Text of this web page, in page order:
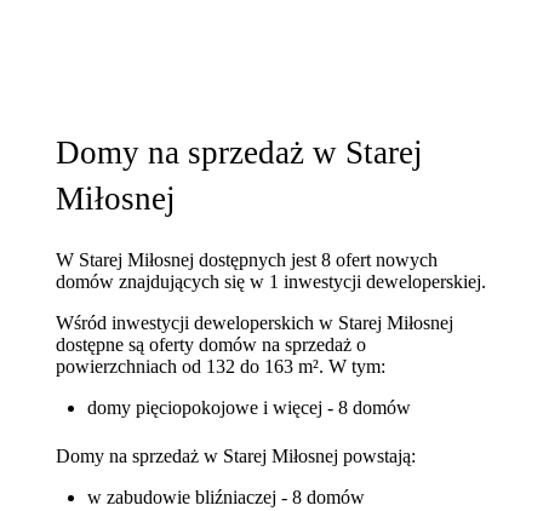
Domy na sprzedaż w Starej
Miłosnej
W Starej Miłosnej dostępnych jest 8 ofert nowych
domów znajdujących się w 1 inwestycji deweloperskiej.
Wśród inwestycji deweloperskich w Starej Miłosnej
dostępne są oferty domów na sprzedaż o
powierzchniach od 132 do 163 m². W tym:
domy pięciopokojowe i więcej - 8 domów
Domy na sprzedaż w Starej Miłosnej powstają:
w zabudowie bliźniaczej - 8 domów